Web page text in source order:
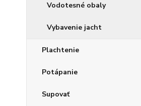
Vodotesné obaly
Vybavenie jacht
Plachtenie
Potápanie
Supovať